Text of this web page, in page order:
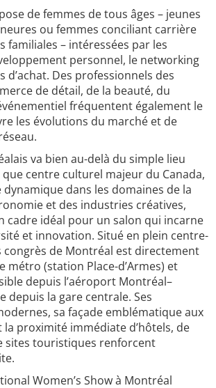
de femmes de tous âges – jeunes
ou femmes conciliant carrière
familiales – intéressées par les
personnel, le networking
d’achat. Des professionnels des
de détail, de la beauté, du
fréquentent également le
les évolutions du marché et de
va bien au-delà du simple lieu
que centre culturel majeur du Canada,
dynamique dans les domaines de la
et des industries créatives,
cadre idéal pour un salon qui incarne
et innovation. Situé en plein centre-
congrès de Montréal est directement
métro (station Place-d’Armes) et
depuis l’aéroport Montréal–
depuis la gare centrale. Ses
sa façade emblématique aux
proximité immédiate d’hôtels, de
sites touristiques renforcent
Women’s Show à Montréal